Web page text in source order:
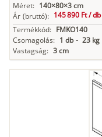
Méret: 140×80×3 cm
Ár (bruttó): 145 890 Ft /db
Termékkód: FMKO140
Csomagolás: 1 db - 23 kg
Vastagság: 3 cm